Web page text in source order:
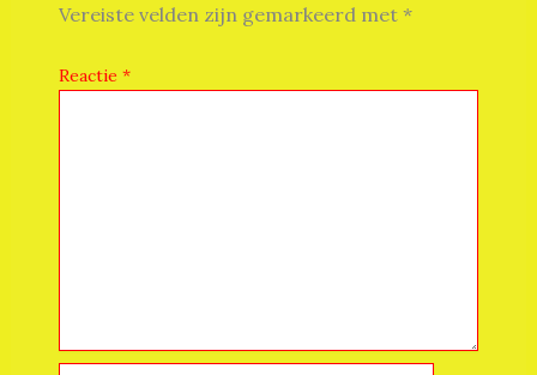
Vereiste velden zijn gemarkeerd met *
Reactie *